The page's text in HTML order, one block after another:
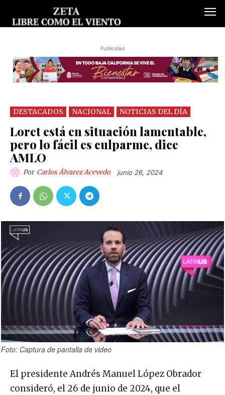
Publicidad
DESTACADOS NACIONAL NOTICIAS DEL DÍA
Loret está en situación lamentable,
pero lo fácil es culparme, dice
AMLO
Por Carlos Álvarez Acevedo junio 26, 2024
Foto: Captura de pantalla de video
El presidente Andrés Manuel López Obrador
consideró, el 26 de junio de 2024, que el